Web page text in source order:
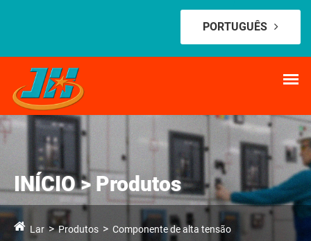
PORTUGUÊS
INÍCIO > Produtos
Lar Produtos Componente de alta tensão